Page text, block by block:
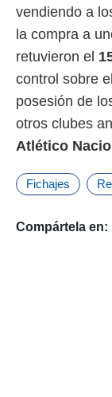
vendiendo a
la compra a
retuvieron el
control sobre el
posesión de
otros clubes
Atlético
Fichajes
Compártela en: